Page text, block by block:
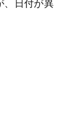
、日付が異